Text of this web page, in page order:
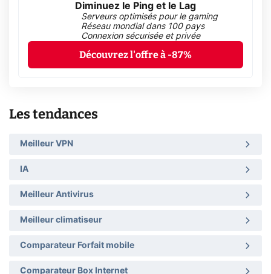
Diminuez le Ping et le Lag
Serveurs optimisés pour le gaming
Réseau mondial dans 100 pays
Connexion sécurisée et privée
Découvrez l'offre à -87%
Les tendances
Meilleur VPN
IA
Meilleur Antivirus
Meilleur climatiseur
Comparateur Forfait mobile
Comparateur Box Internet